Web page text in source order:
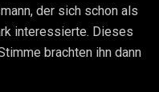
der sich schon als
interessierte. Dieses
brachten ihn dann